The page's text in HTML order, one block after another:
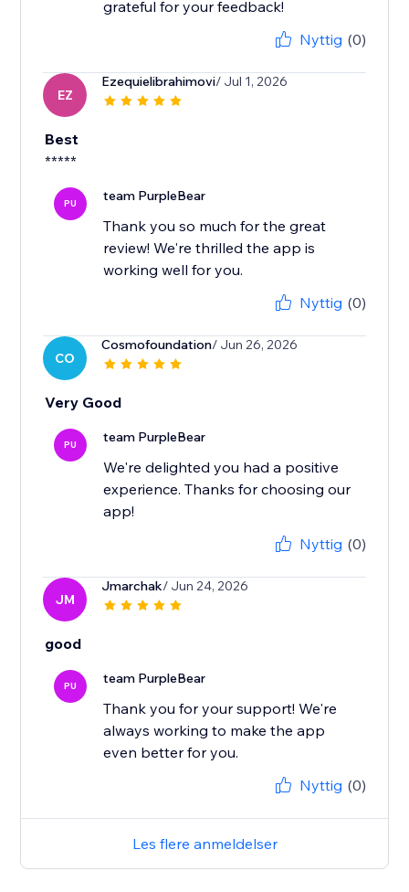
grateful for your feedback!
Nyttig (0)
EZ
Ezequielibrahimovi/ Jul 1, 2026
Best
*****
PU team PurpleBear
Thank you so much for the great
review! We're thrilled the app is
working well for you.
Nyttig (0)
CO
Cosmofoundation/ Jun 26, 2026
Very Good
PU team PurpleBear
We're delighted you had a positive
experience. Thanks for choosing our
app!
Nyttig (0)
JM
Jmarchak/ Jun 24, 2026
good
PU team PurpleBear
Thank you for your support! We're
always working to make the app
even better for you.
Nyttig (0)
Les flere anmeldelser